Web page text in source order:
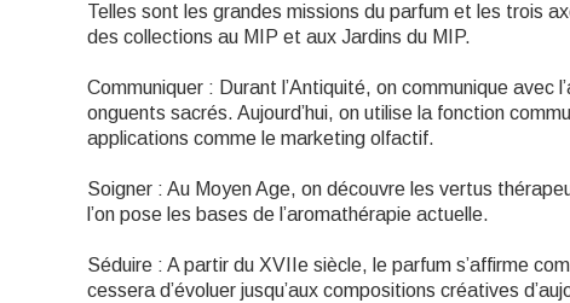
Telles sont les grandes missions du parfum et les trois
des collections au MIP et aux Jardins du MIP.
Communiquer : Durant l’Antiquité, on communique avec
onguents sacrés. Aujourd’hui, on utilise la fonction
applications comme le marketing olfactif.
Soigner : Au Moyen Age, on découvre les vertus
l’on pose les bases de l’aromathérapie actuelle.
Séduire : A partir du XVIIe siècle, le parfum s’affirme
cessera d’évoluer jusqu’aux compositions créatives